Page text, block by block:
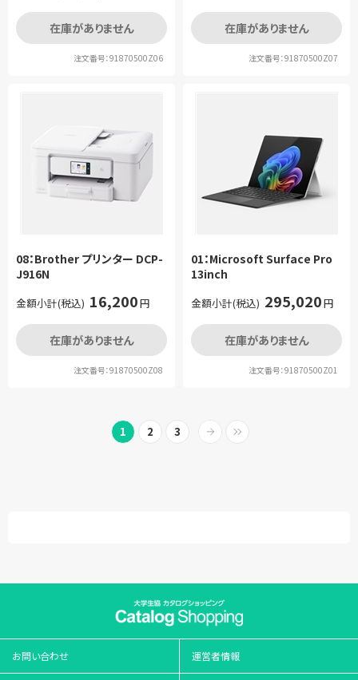
在庫がありません
注文番号：91870500Z06
在庫がありません
注文番号：91870500Z07
08：Brother プリンター DCP-
J916N
金額小計(税込) 16,200円
在庫がありません
注文番号：91870500Z08
01：Microsoft Surface Pro
13inch
金額小計(税込) 295,020円
在庫がありません
注文番号：91870500Z01
1 2 3
お問い合わせ 運営者情報